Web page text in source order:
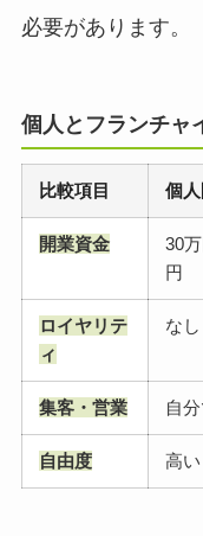
必要があります。
個人とフランチャ
比較項目 個
開業資金
30
円
ロイヤリテ
ィ
なし
集客・営業 自
自由度 高い